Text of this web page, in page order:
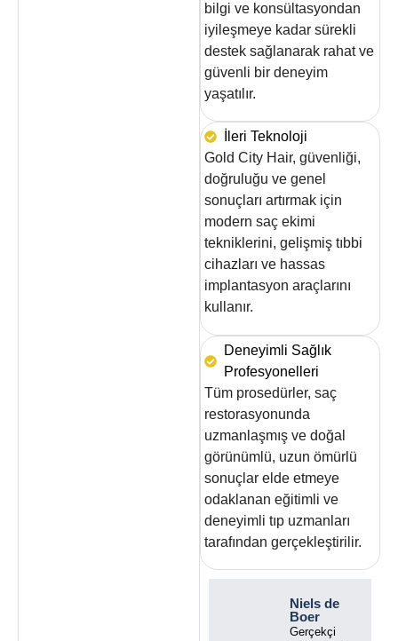
bilgi ve konsültasyondan
iyileşmeye kadar sürekli
destek sağlanarak rahat ve
güvenli bir deneyim
yaşatılır.
İleri Teknoloji
Gold City Hair, güvenliği,
doğruluğu ve genel
sonuçları artırmak için
modern saç ekimi
tekniklerini, gelişmiş tıbbi
cihazları ve hassas
implantasyon araçlarını
kullanır.
Deneyimli Sağlık
Profesyonelleri
Tüm prosedürler, saç
restorasyonunda
uzmanlaşmış ve doğal
görünümlü, uzun ömürlü
sonuçlar elde etmeye
odaklanan eğitimli ve
deneyimli tıp uzmanları
tarafından gerçekleştirilir.
Niels de
Boer
Gerçekçi